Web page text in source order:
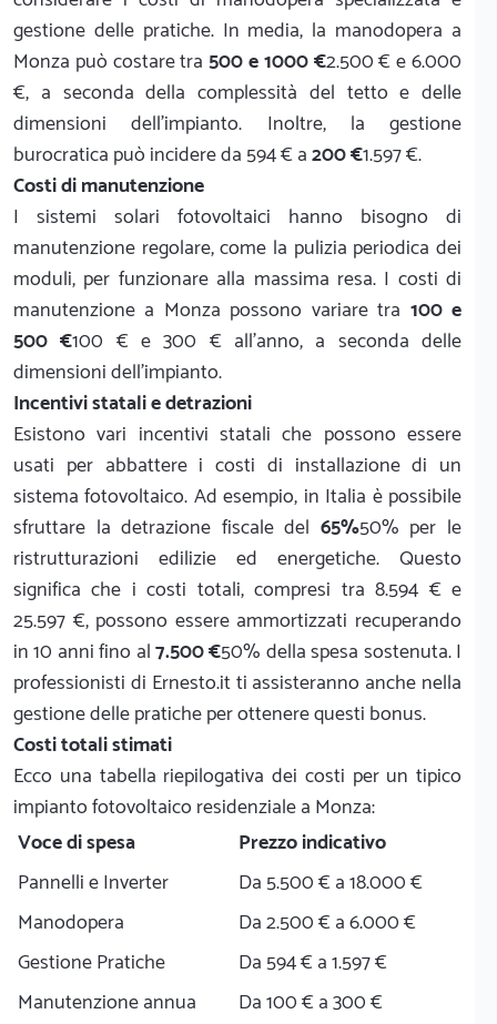
gestione delle pratiche. In media, la manodopera a
Monza può costare tra500 e 1000 €2.500 € e 6.000
€, a seconda della complessità del tetto e delle
dimensioni dell'impianto. Inoltre, la gestione
burocratica può incidere da 594 € a200 €1.597 €.
Costi di manutenzione
I sistemi solari fotovoltaici hanno bisogno di
manutenzione regolare, come la pulizia periodica dei
moduli, per funzionare alla massima resa. I costi di
manutenzione a Monza possono variare tra 100 e
500 €100 € e 300 € all'anno, a seconda delle
dimensioni dell'impianto.
Incentivi statali e detrazioni
Esistono vari incentivi statali che possono essere
usati per abbattere i costi di installazione di un
sistema fotovoltaico. Ad esempio, in Italia è possibile
sfruttare la detrazione fiscale del 65%50% per le
ristrutturazioni edilizie ed energetiche. Questo
significa che i costi totali, compresi tra 8.594 € e
25.597 €, possono essere ammortizzati recuperando
in 10 anni fino al7.500 €50% della spesa sostenuta. I
professionisti di Ernesto.it ti assisteranno anche nella
gestione delle pratiche per ottenere questi bonus.
Costi totali stimati
Ecco una tabella riepilogativa dei costi per un tipico
impianto fotovoltaico residenziale a Monza:
Voce di spesa
Prezzo indicativo
Pannelli e Inverter
Da 5.500 € a 18.000 €
Manodopera
Da 2.500 € a 6.000 €
Gestione Pratiche
Da 594 € a 1.597 €
Manutenzione annua
Da 100 € a 300 €